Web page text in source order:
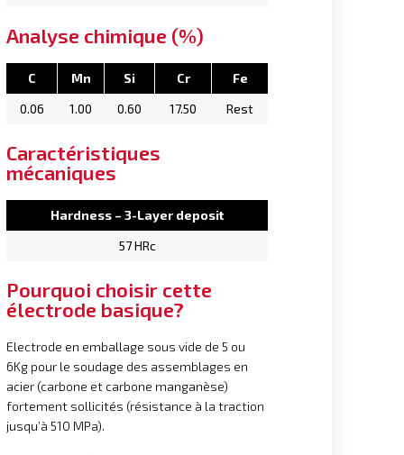
Analyse chimique (%)
C Mn Si Cr
Fe
0.06
1.00 0.60 17.50 Rest
Caractéristiques
mécaniques
Hardness – 3-Layer deposit
57 HRc
Pourquoi choisir cette
électrode basique?
Electrode en emballage sous vide de 5 ou
6Kg pour le soudage des assemblages en
acier (carbone et carbone manganèse)
fortement sollicités (résistance à la traction
jusqu’à 510 MPa).